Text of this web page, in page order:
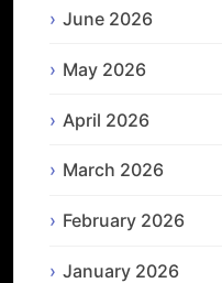
June 2026
May 2026
April 2026
March 2026
February 2026
January 2026